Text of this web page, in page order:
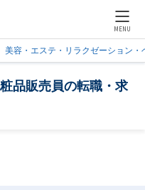
MENU
美容・エステ・リラクゼーション・
品販売員の転職・求